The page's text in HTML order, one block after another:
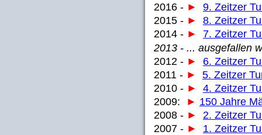
2016 - ►
9. Zeitzer
2015 - ►
8. Zeitzer
2014 - ► 7. Zeitzer
2013 - ... ausgefallen
2012 - ►
6. Zeitzer
2011 - ►
5. Zeitzer
2010 - ►
4. Zeitzer
2009:
► 150 Jahre
2008 - ►
2. Zeitzer
2007 - ► 1. Zeitzer